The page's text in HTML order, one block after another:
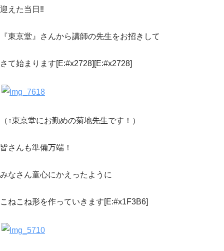
迎えた当日‼
『東京堂』さんから講師の先生をお招きして
さて始まります[E:#x2728][E:#x2728]
（↑東京堂にお勤めの菊地先生です！）
皆さんも準備万端！
みなさん童心にかえったように
こねこね形を作っていきます[E:#x1F3B6]